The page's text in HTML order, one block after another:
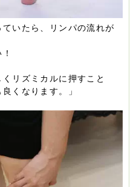
いたら、リンパの流れが
リズミカルに押すこと
くなります。」